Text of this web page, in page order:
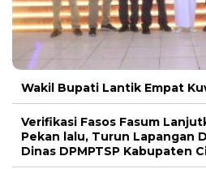
Wakil Bupati Lantik Empat
Verifikasi Fasos Fasum
Pekan lalu, Turun Lapangan
Dinas DPMPTSP Kabupaten